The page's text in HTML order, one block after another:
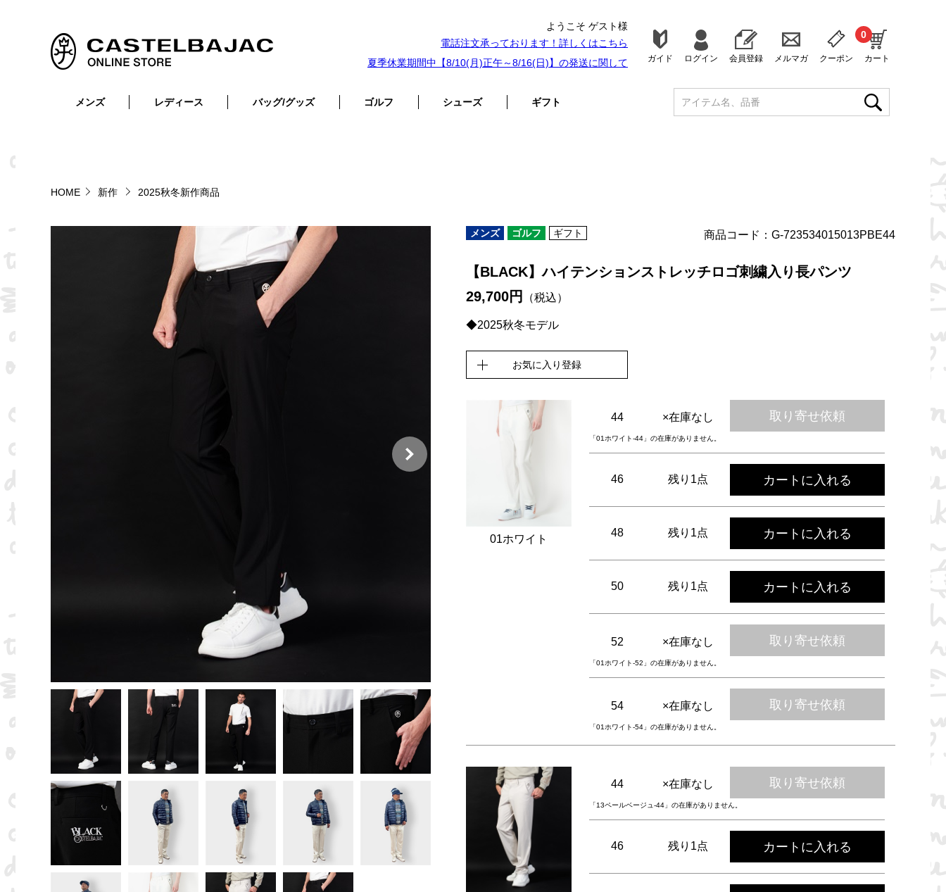
ようこそ ゲスト様
電話注文承っております！詳しくはこちら
夏季休業期間中【8/10(月)正午～8/16(日)】の発送に関して
ガイド ログイン 会員登録 メルマガ クーポン カート
0
メンズ レディース バッグ/グッズ
リュック・ボストン・キャリー
ゴルフ シューズ ギフト
HOME 新作 2025秋冬新作商品
メンズ ゴルフ ギフト 商品コード：G-723534015013PBE44
【BLACK】ハイテンションストレッチロゴ刺繍入り長パンツ
29,700円
（税込）
◆2025秋冬モデル
お気に入り登録
01ホワイト
44 ×在庫なし 取り寄せ依頼
「01ホワイト-44」の在庫がありません。
46 残り1点 カートに入れる
48 残り1点 カートに入れる
50 残り1点 カートに入れる
52 ×在庫なし 取り寄せ依頼
「01ホワイト-52」の在庫がありません。
54 ×在庫なし 取り寄せ依頼
「01ホワイト-54」の在庫がありません。
44 ×在庫なし 取り寄せ依頼
「13ペールベージュ-44」の在庫がありません。
46 残り1点 カートに入れる